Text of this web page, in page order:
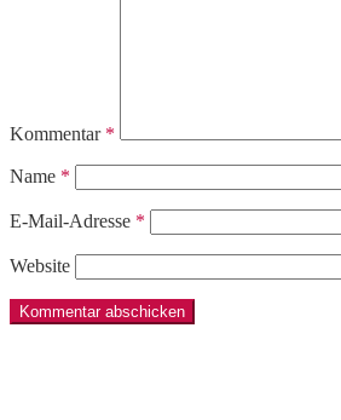
Kommentar *
Name *
E-Mail-Adresse *
Website